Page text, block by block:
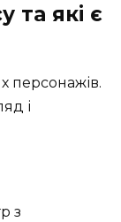
та які є
персонажів.
і
з